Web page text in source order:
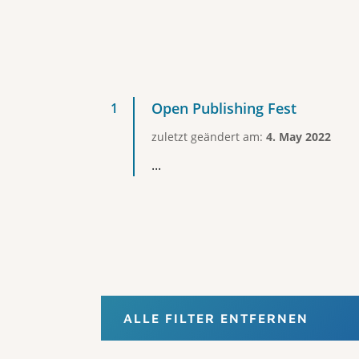
Open Publishing Fest
zuletzt geändert am: 4. May 2022
...
ALLE FILTER ENTFERNEN